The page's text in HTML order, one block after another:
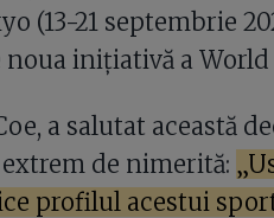
(13-21 septembrie
inițiativă a
a salutat această
de nimerită:
profilul acestui